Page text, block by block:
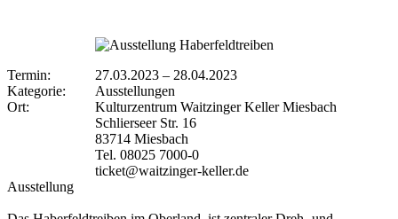
Termin: 27.03.2023 – 28.04.2023
Kategorie:
Ausstellungen
Ort:
Kulturzentrum Waitzinger Keller Miesbach
Schlierseer Str. 16
83714 Miesbach
Tel. 08025 7000-0
ticket@waitzinger-keller.de
Ausstellung